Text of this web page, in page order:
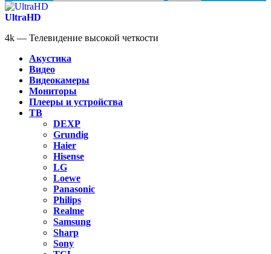
UltraHD
4k — Телевидение высокой четкости
Акустика
Видео
Видеокамеры
Мониторы
Плееры и устройства
ТВ
DEXP
Grundig
Haier
Hisense
LG
Loewe
Panasonic
Philips
Realme
Samsung
Sharp
Sony